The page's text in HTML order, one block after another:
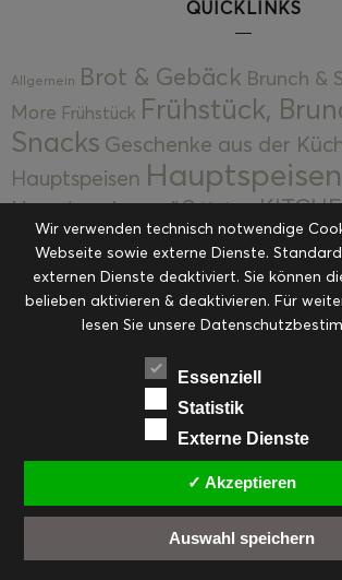
QUICKLINKS
Allgemein Brot & Gebäck Brunch &
More Frühstück Frühstück,
Snacks Geschenke aus der
Hauptspeisen
Hauptspeisen süßKekse
Kuchen, Torten &
Desserts Kulinarik Kulinarische
Eingemachtes Ohne Kategorie
RezepteSaisonalSlider
Suppen, Salate & Vorspeisen
Vorspeisen, Salate &
Weihnachten Workshops & Events
FACEBOOK PINTEREST
Wir verwenden technisch notwendige
Webseite sowie externe Dienste.
externen Dienste deaktiviert. Sie können
belieben aktivieren & deaktivieren. Für
lesen Sie unsere
Essenziell
Statistik
Externe Dienste
✓ Akzeptieren
Auswahl speichern